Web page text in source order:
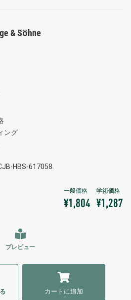
& Söhne
ング
HBS-617058.
¥1,804 ¥1,287
プレビュー
カートに追加